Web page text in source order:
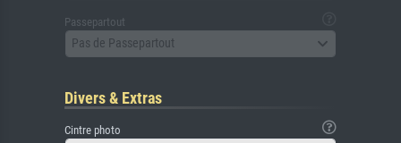
Passepartout
Pas de Passepartout
Divers & Extras
Cintre photo